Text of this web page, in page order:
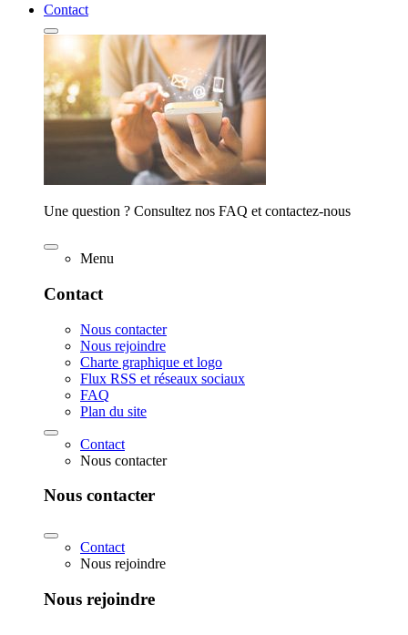
Contact
Une question ? Consultez nos FAQ et contactez-nous
Menu
Contact
Nous contacter
Nous rejoindre
Charte graphique et logo
Flux RSS et réseaux sociaux
FAQ
Plan du site
Contact
Nous contacter
Nous contacter
Contact
Nous rejoindre
Nous rejoindre